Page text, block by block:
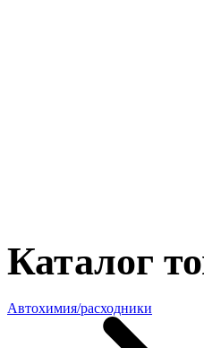
Каталог
Автохимия/расходники